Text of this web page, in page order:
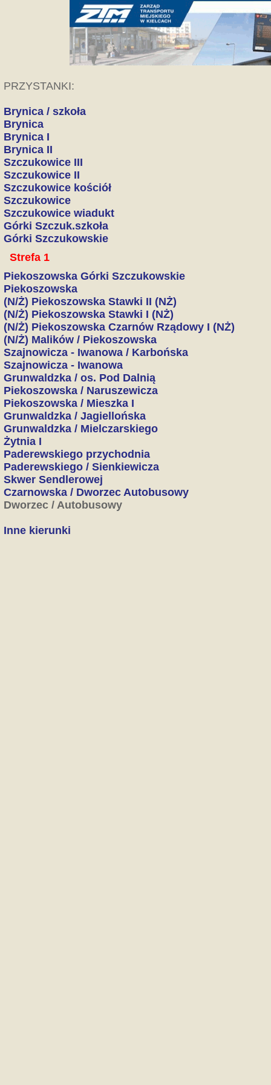
PRZYSTANKI:
Brynica / szkoła
Brynica
Brynica I
Brynica II
Szczukowice III
Szczukowice II
Szczukowice kościół
Szczukowice
Szczukowice wiadukt
Górki Szczuk.szkoła
Górki Szczukowskie
Strefa 1
Piekoszowska Górki Szczukowskie
Piekoszowska
(N/Ż) Piekoszowska Stawki II (NŻ)
(N/Ż) Piekoszowska Stawki I (NŻ)
(N/Ż) Piekoszowska Czarnów Rządowy I (NŻ)
(N/Ż) Malików / Piekoszowska
Szajnowicza - Iwanowa / Karbońska
Szajnowicza - Iwanowa
Grunwaldzka / os. Pod Dalnią
Piekoszowska / Naruszewicza
Piekoszowska / Mieszka I
Grunwaldzka / Jagiellońska
Grunwaldzka / Mielczarskiego
Żytnia I
Paderewskiego przychodnia
Paderewskiego / Sienkiewicza
Skwer Sendlerowej
Czarnowska / Dworzec Autobusowy
Dworzec / Autobusowy
Inne kierunki